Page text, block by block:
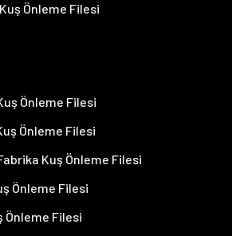
Önleme Filesi
Önleme Filesi
Önleme Filesi
Kuş Önleme Filesi
Önleme Filesi
Önleme Filesi